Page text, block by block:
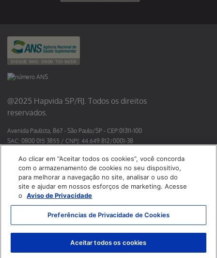
Use a telemedicina
Avenida Paulista, 867 - São Paulo/SP - CEP:01311-100
SAC: 0800 015 3855 / CNPJ: 44.649.812/0001-38
CRM: 40.137
Responsável Técnico Hapvida + Odonto:
Dr Roberto Edilson Meireles Passos Neto - CRO/CE 3789
Dra Paloma Stephania Guilhermina Prado de Sá - CRO/SP 165345
@2025 Hapvida SP/RJ. Todos os direitos
reservados.
Política de Cookies
Ao clicar em “Aceitar todos os cookies”, você concorda
com o armazenamento de cookies no seu dispositivo,
para melhorar a navegação no site, analisar o uso do
site e ajudar em nossos esforços de marketing. Acesse
o
Aviso de Privacidade
Preferências de Privacidade de Cookies
Aceitar todos os cookies